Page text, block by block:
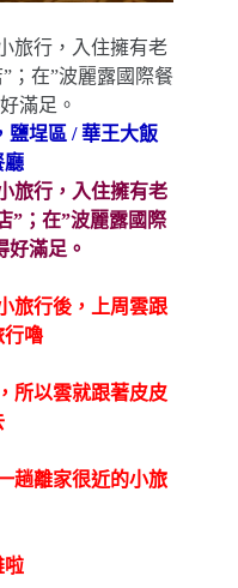
鹽埕區 / 華王大飯
廳
旅行後，上周雲跟
行嚕
所以雲就跟著皮皮
趟離家很近的小旅
啦